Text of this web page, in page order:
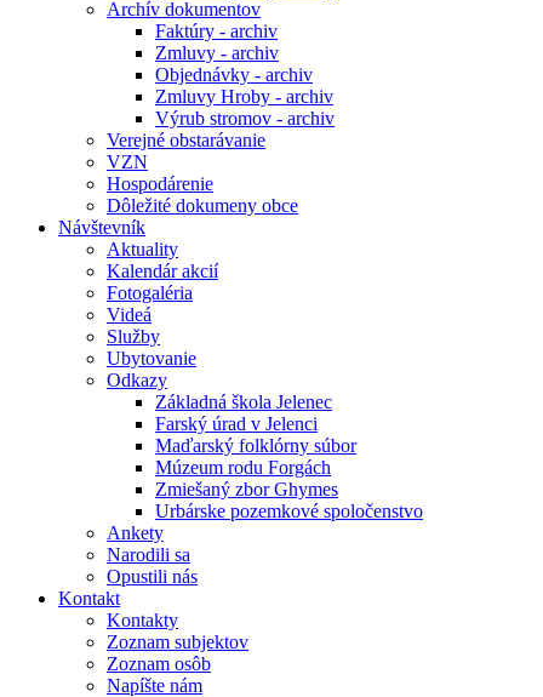
Archív dokumentov
Faktúry - archiv
Zmluvy - archiv
Objednávky - archiv
Zmluvy Hroby - archiv
Výrub stromov - archiv
Verejné obstarávanie
VZN
Hospodárenie
Dôležité dokumeny obce
Návštevník
Aktuality
Kalendár akcií
Fotogaléria
Videá
Služby
Ubytovanie
Odkazy
Základná škola Jelenec
Farský úrad v Jelenci
Maďarský folklórny súbor
Múzeum rodu Forgách
Zmiešaný zbor Ghymes
Urbárske pozemkové spoločenstvo
Ankety
Narodili sa
Opustili nás
Kontakt
Kontakty
Zoznam subjektov
Zoznam osôb
Napíšte nám